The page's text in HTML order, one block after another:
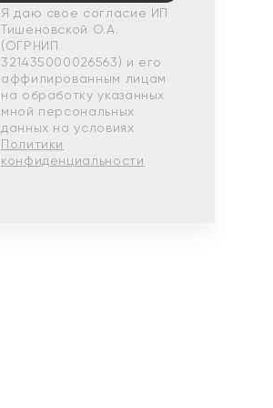
Я даю свое согласие ИП
Тишеновской О.А.
(ОГРНИП
321435000026563) и его
аффилированным лицам
на обработку указанных
мной персональных
данных на условиях
Политики
конфиденциальности